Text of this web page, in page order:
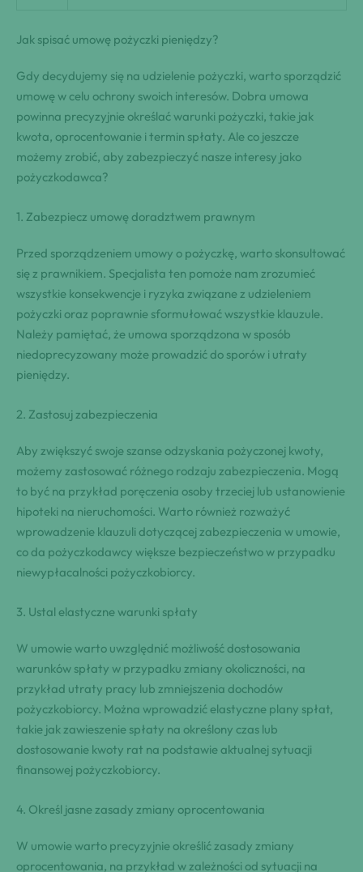
Jak spisać umowę pożyczki pieniędzy?
Gdy decydujemy się na udzielenie pożyczki, warto sporządzić
umowę w celu ochrony swoich interesów. Dobra umowa
powinna precyzyjnie określać warunki pożyczki, takie jak
kwota, oprocentowanie i termin spłaty. Ale co jeszcze
możemy zrobić, aby zabezpieczyć nasze interesy jako
pożyczkodawca?
1. Zabezpiecz umowę doradztwem prawnym
Przed sporządzeniem umowy o pożyczkę, warto skonsultować
się z prawnikiem. Specjalista ten pomoże nam zrozumieć
wszystkie konsekwencje i ryzyka związane z udzieleniem
pożyczki oraz poprawnie sformułować wszystkie klauzule.
Należy pamiętać, że umowa sporządzona w sposób
niedoprecyzowany może prowadzić do sporów i utraty
pieniędzy.
2. Zastosuj zabezpieczenia
Aby zwiększyć swoje szanse odzyskania pożyczonej kwoty,
możemy zastosować różnego rodzaju zabezpieczenia. Mogą
to być na przykład poręczenia osoby trzeciej lub ustanowienie
hipoteki na nieruchomości. Warto również rozważyć
wprowadzenie klauzuli dotyczącej zabezpieczenia w umowie,
co da pożyczkodawcy większe bezpieczeństwo w przypadku
niewypłacalności pożyczkobiorcy.
3. Ustal elastyczne warunki spłaty
W umowie warto uwzględnić możliwość dostosowania
warunków spłaty w przypadku zmiany okoliczności, na
przykład utraty pracy lub zmniejszenia dochodów
pożyczkobiorcy. Można wprowadzić elastyczne plany spłat,
takie jak zawieszenie spłaty na określony czas lub
dostosowanie kwoty rat na podstawie aktualnej sytuacji
finansowej pożyczkobiorcy.
4. Określ jasne zasady zmiany oprocentowania
W umowie warto precyzyjnie określić zasady zmiany
oprocentowania, na przykład w zależności od sytuacji na